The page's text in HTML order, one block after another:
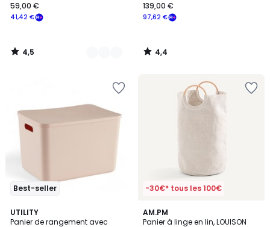
41,42 €
59,00 €
4,5
/
97,62 €
139,00 €
4,4
/
Best-seller
UTILITY
Panier de rangement avec
1
/
-30€* tous les 100€
AM.PM
Panier à linge en lin, LOUISON